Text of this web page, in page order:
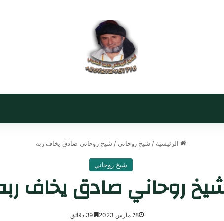
الرئيسية / شيخ روحاني / شيخ روحاني صادق يخاف ربه
شيخ روحاني
روحاني صادق يخاف
28 مارس 2023